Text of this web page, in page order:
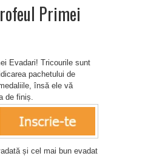
Primei
Evadari! Tricourile sunt
pachetului de
însă ele vă
de finiș.
și cel mai bun evadat